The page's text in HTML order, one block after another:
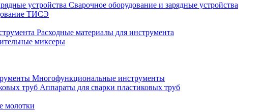
Сварочное оборудование и зарядные устройства
ТИСЭ
Расходные материалы для инструмента
миксеры
Многофункциональные инструменты
Аппараты для сварки пластиковых труб
молотки